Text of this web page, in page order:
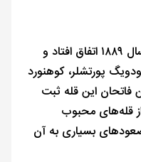
اولین صعود به قله کلیمانجارو در سال ۱۸۸۹ اتفاق افتاد و
پورتشلر، کوهنورد
فاتحان این قله ثبت
قله‌های محبوب
بسیاری به آن